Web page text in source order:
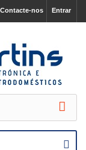
Entrar
Contacte-nos